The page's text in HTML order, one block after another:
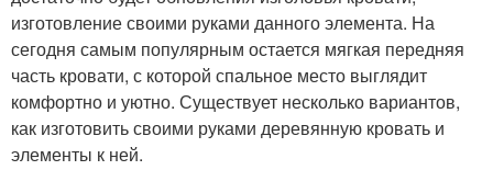
изготовление своими руками данного элемента. На
сегодня самым популярным остается мягкая передняя
часть кровати, с которой спальное место выглядит
комфортно и уютно. Существует несколько вариантов,
как изготовить своими руками деревянную кровать и
элементы к ней.